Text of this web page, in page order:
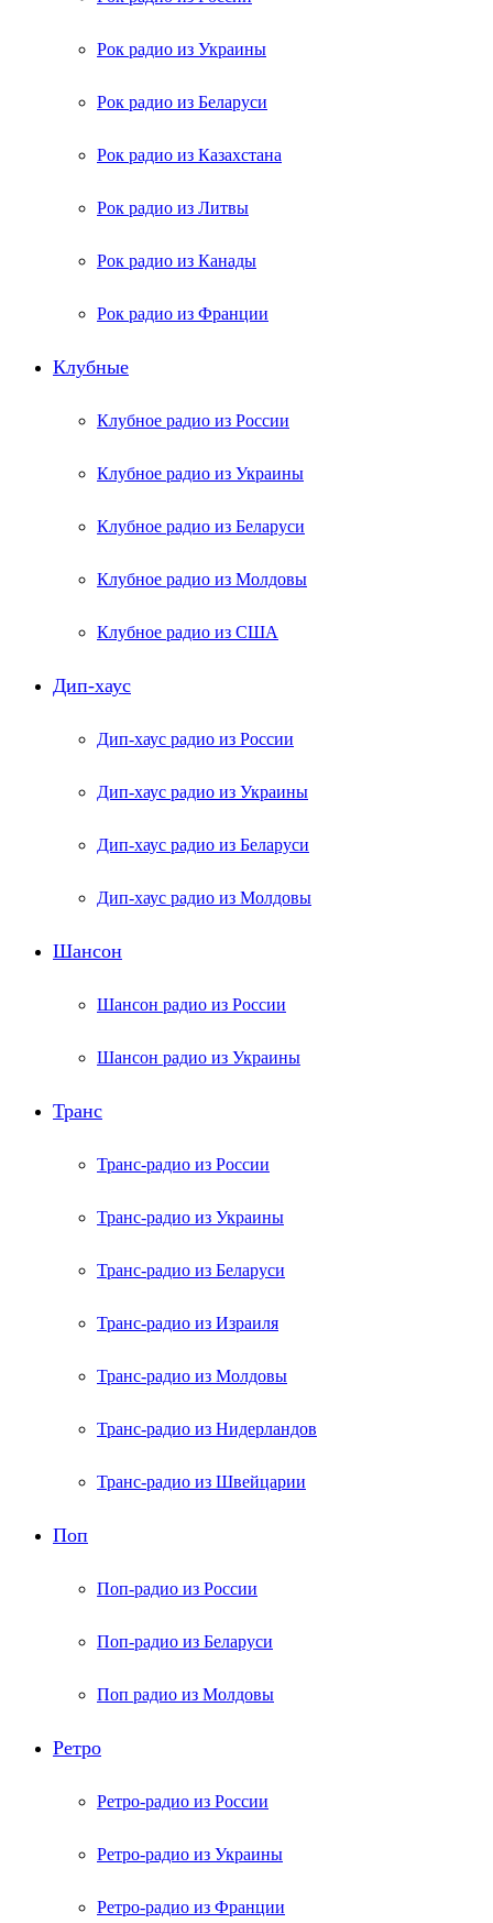
Рок радио из Украины
Рок радио из Беларуси
Рок радио из Казахстана
Рок радио из Литвы
Рок радио из Канады
Рок радио из Франции
Клубные
Клубное радио из России
Клубное радио из Украины
Клубное радио из Беларуси
Клубное радио из Молдовы
Клубное радио из США
Дип-хаус
Дип-хаус радио из России
Дип-хаус радио из Украины
Дип-хаус радио из Беларуси
Дип-хаус радио из Молдовы
Шансон
Шансон радио из России
Шансон радио из Украины
Транс
Транс-радио из России
Транс-радио из Украины
Транс-радио из Беларуси
Транс-радио из Израиля
Транс-радио из Молдовы
Транс-радио из Нидерландов
Транс-радио из Швейцарии
Поп
Поп-радио из России
Поп-радио из Беларуси
Поп радио из Молдовы
Ретро
Ретро-радио из России
Ретро-радио из Украины
Ретро-радио из Франции